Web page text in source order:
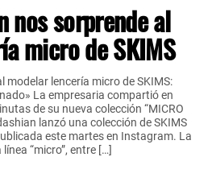
nos sorprende al
micro de SKIMS
modelar lencería micro de SKIMS:
La empresaria compartió en
de su nueva colección “MICRO
lanzó una colección de SKIMS
este martes en Instagram. La
“micro”, entre […]